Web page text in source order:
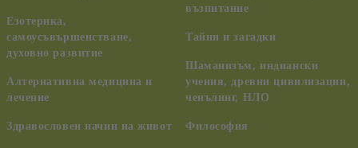
Езотерика,
самоусъвършенстване,
духовно развитие
Алтернативна медицина и
лечение
Здравословен начин на живот
възпитание
Тайни и загадки
Шаманизъм, индиански
учения, древни цивилизации,
ченълинг, НЛО
Философия